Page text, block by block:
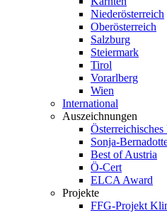
Niederösterreich
Oberösterreich
Salzburg
Steiermark
Tirol
Vorarlberg
Wien
International
Auszeichnungen
Sonja-
Best of Austria
Ö-Cert
ELCA Award
Projekte
FFG-Projekt